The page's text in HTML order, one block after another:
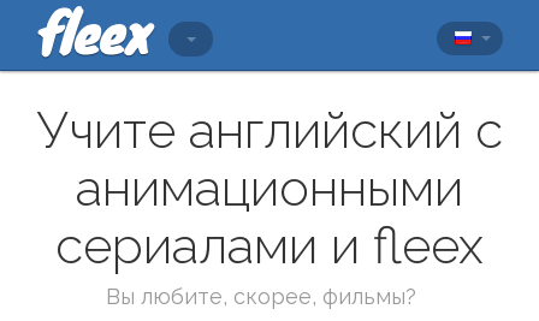
Учите английский с
анимационными
сериалами и fleex
Вы любите, скорее, фильмы?